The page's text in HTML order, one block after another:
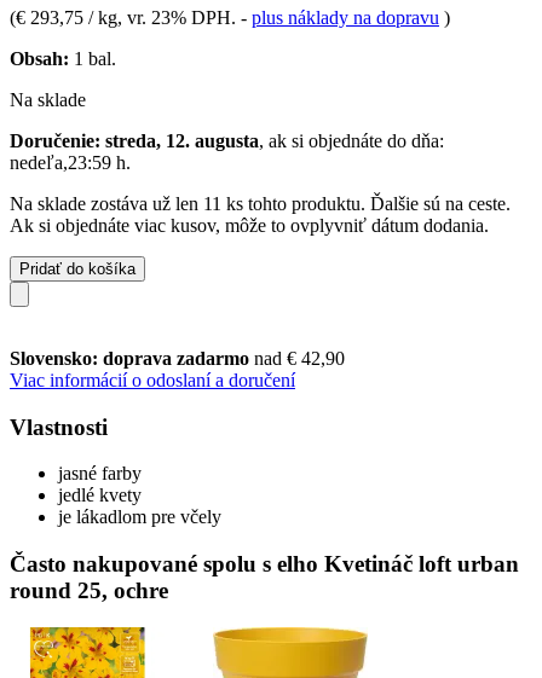
(€ 293,75 / kg, vr. 23% DPH. - plus náklady na dopravu )
Obsah: 1 bal.
Na sklade
Doručenie: streda, 12. augusta, ak si objednáte do dňa:
nedeľa,23:59 h.
Na sklade zostáva už len 11 ks tohto produktu. Ďalšie sú na ceste.
Ak si objednáte viac kusov, môže to ovplyvniť dátum dodania.
Pridať do košíka
Slovensko: doprava zadarmo nad € 42,90
Viac informácií o odoslaní a doručení
Vlastnosti
jasné farby
jedlé kvety
je lákadlom pre včely
Často nakupované spolu s elho Kvetináč loft urban
round 25, ochre